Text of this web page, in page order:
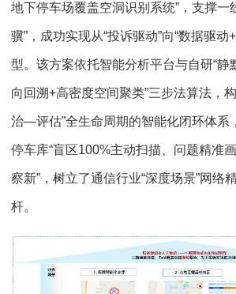
地下停车场覆盖空洞识别系统”，支撑一
骥”，成功实现从“投诉驱动”向“数据驱动
型。该方案依托智能分析平台与自研“静
向回溯+高密度空间聚类”三步法算法，
治—评估”全生命周期的智能化闭环体系
停车库“盲区100%主动扫描、问题精准
察新”，树立了通信行业“深度场景”网络
杆。